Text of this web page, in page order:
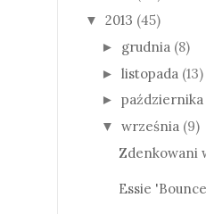
▼ 2013 (45)
► grudnia (8)
► listopada (13)
► października
▼ września (9)
Zdenkowani
Essie